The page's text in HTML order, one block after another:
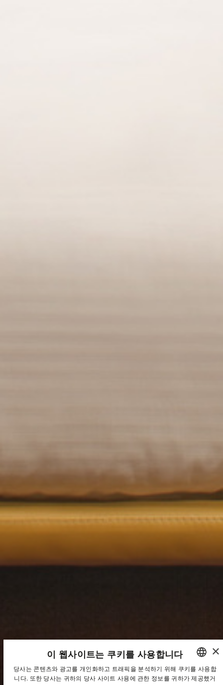
SPANISH
×
이 웹사이트는 쿠키를 사용합니다
당사는 콘텐츠와 광고를 개인화하고 트래픽을 분석하기 위해 쿠키를 사용합
니다. 또한 당사는 귀하의 당사 사이트 사용에 관한 정보를 귀하가 제공했거